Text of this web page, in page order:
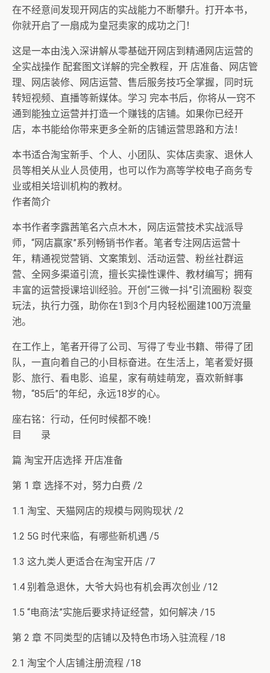
在不经意间发现开网店的实战能力不断攀升。打开本书，
你就开启了一扇成为皇冠卖家的成功之门！
这是一本由浅入深讲解从零基础开网店到精通网店运营的
全实战操作 配套图文详解的完全教程，开 店准备、网店管
理、网店装修、网店运营、售后服务技巧全掌握，同时玩
转短视频、直播等新媒体。学习 完本书后，你将从一窍不
通到能独立运营并打造一个赚钱的店铺。如果你已经开
店，本书能给你带来更多全新的店铺运营思路和方法！
本书适合淘宝新手、个人、小团队、实体店卖家、退休人
员等相关从业人员使用，也可以作为高等学校电子商务专
业或相关培训机构的教材。
作者简介
本书作者李露茜笔名六点木木，网店运营技术实战派导
师，“网店赢家”系列畅销书作者。笔者专注网店运营十
年，精通视觉营销、文案策划、活动运营、粉丝社群运
营、全网多渠道引流，擅长实操性课件、教材编写；拥有
丰富的运营授课培训经验。开创“三微一抖”引流圈粉 裂变
玩法，执行力强，助你在1到3个月内轻松圈建100万流量
池。
在工作上，笔者开得了公司、写得了专业书籍、带得了团
队，一直向着自己的小目标奋进。在生活上，笔者爱好摄
影、旅行、看电影、追星，家有萌娃萌宠，喜欢新鲜事
物，“85后”的年纪，永远18岁的心。
座右铭：行动，任何时候都不晚！
目 录
篇 淘宝开店选择 开店准备
第 1 章 选择不对，努力白费 /2
1.1 淘宝、天猫网店的规模与网购现状 /2
1.2 5G 时代来临，有哪些新机遇 /5
1.3 这九类人更适合在淘宝开店 /7
1.4 别着急退休，大爷大妈也有机会再次创业 /12
1.5 “电商法”实施后要求持证经营，如何解决 /15
第 2 章 不同类型的店铺以及特色市场入驻流程 /18
2.1 淘宝个人店铺注册流程 /18